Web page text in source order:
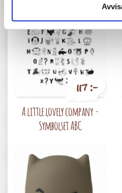
117 :-
A little lovely company -
Symbolset ABC